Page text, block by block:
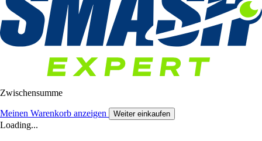
Zwischensumme
Meinen Warenkorb anzeigen Weiter einkaufen
Loading...